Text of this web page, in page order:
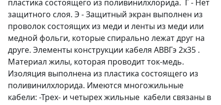
пластика состоящего из поливинилхлорида. Г - Нет
защитного слоя. Э - Защитный экран выполнен из
проволок состоящих из меди и ленты из меди или
медной фольги, которые спирально лежат друг на
друге. Элементы конструкции кабеля АВВГэ 2х35 .
Материал жилы, которая проводит ток-медь.
Изоляция выполнена из пластика состоящего из
поливинилхлорида. Имеются многожильные
кабели: -Трех- и четырех жильные кабели связаны в